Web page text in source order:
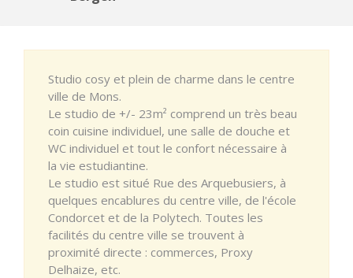
Studio cosy et plein de charme dans le centre
ville de Mons.
Le studio de +/- 23m² comprend un très beau
coin cuisine individuel, une salle de douche et
WC individuel et tout le confort nécessaire à
la vie estudiantine.
Le studio est situé Rue des Arquebusiers, à
quelques encablures du centre ville, de l'école
Condorcet et de la Polytech. Toutes les
facilités du centre ville se trouvent à
proximité directe : commerces, Proxy
Delhaize, etc.